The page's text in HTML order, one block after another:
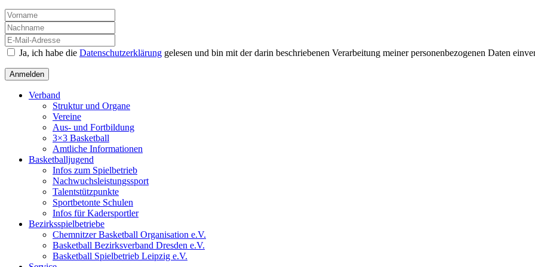
Ja, ich habe die Datenschutzerklärung gelesen und bin mit der darin beschriebenen Verarbeitung meiner personenbezogenen Daten
Verband
Struktur und Organe
Vereine
Aus- und Fortbildung
3×3 Basketball
Amtliche Informationen
Basketballjugend
Infos zum Spielbetrieb
Nachwuchsleistungssport
Talentstützpunkte
Sportbetonte Schulen
Infos für Kadersportler
Bezirksspielbetriebe
Chemnitzer Basketball Organisation e.V.
Basketball Bezirksverband Dresden e.V.
Basketball Spielbetrieb Leipzig e.V.